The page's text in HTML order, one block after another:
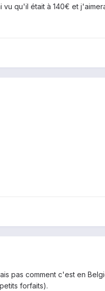
qu'il était à 140€ et
pas comment c'est en
forfaits).